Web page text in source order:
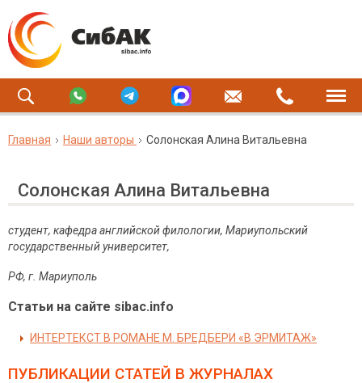
Главная Наши авторы Солонская Алина Витальевна
Солонская Алина Витальевна
студент, кафедра английской филологии, Мариупольский
государственный университет,
РФ, г. Мариуполь
Статьи на сайте sibac.info
ИНТЕРТЕКСТ В РОМАНЕ М. БРЕДБЕРИ «В ЭРМИТАЖ»
ПУБЛИКАЦИИ СТАТЕЙ В ЖУРНАЛАХ